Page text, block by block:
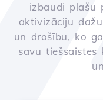
izbaudi plašu
aktivizāciju
un drošību, ko
savu